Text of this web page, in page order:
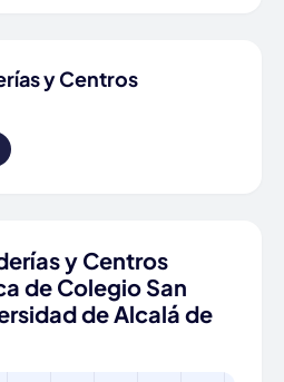
y Centros
y Centros
de Colegio San
de Alcalá de